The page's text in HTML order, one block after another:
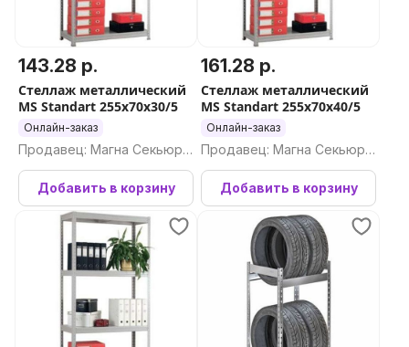
143.28 р.
Стеллаж металлический
MS Standart 255х70х30/5
Онлайн-заказ
Продавец: Магна Секьюри
ти ООО
Добавить в корзину
161.28 р.
Стеллаж металлический
MS Standart 255х70х40/5
Онлайн-заказ
Продавец: Магна Секьюри
ти ООО
Добавить в корзину